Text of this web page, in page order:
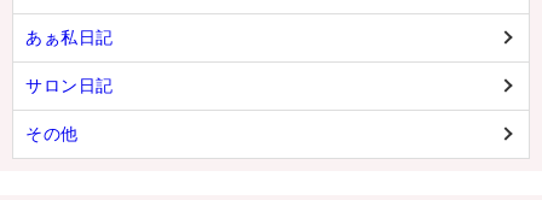
あぁ私日記
サロン日記
その他